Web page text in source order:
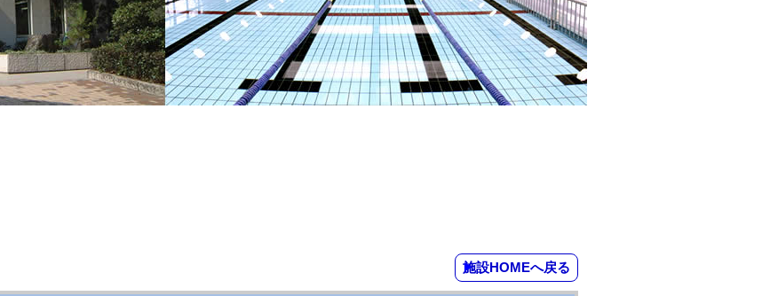
施設HOMEへ戻る